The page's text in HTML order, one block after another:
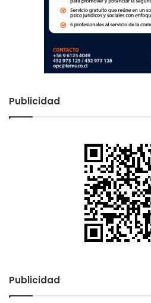
Publicidad
Publicidad